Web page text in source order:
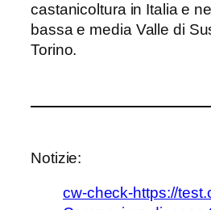
castanicoltura in Italia e
bassa e media Valle di
Torino.
Notizie:
cw-check-https://